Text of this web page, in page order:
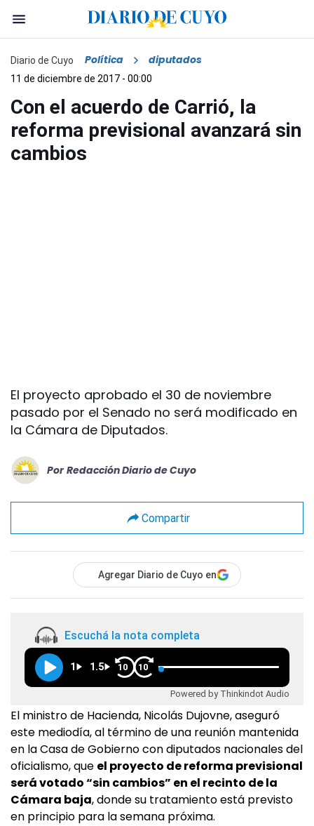
Diario de Cuyo Política diputados
11 de diciembre de 2017 - 00:00
Con el acuerdo de Carrió, la
reforma previsional avanzará sin
cambios
El proyecto aprobado el 30 de noviembre
pasado por el Senado no será modificado en
la Cámara de Diputados.
Por Redacción Diario de Cuyo
Compartir
Agregar Diario de Cuyo en
Escuchá la nota completa
1 1.5 10 10
Powered by Thinkindot Audio
El ministro de Hacienda, Nicolás Dujovne, aseguró
este mediodía, al término de una reunión mantenida
en la Casa de Gobierno con diputados nacionales del
oficialismo, que el proyecto de reforma previsional
será votado “sin cambios” en el recinto de la
Cámara baja, donde su tratamiento está previsto
en principio para la semana próxima.